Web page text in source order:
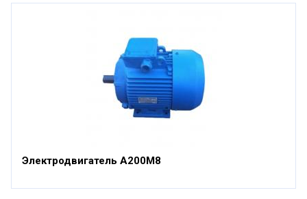
Электродвигатель А200М8